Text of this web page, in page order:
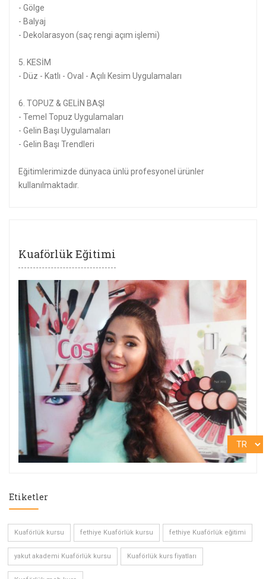
- Gölge
- Balyaj
- Dekolarasyon (saç rengi açım işlemi)
5. KESİM
- Düz - Katlı - Oval - Açılı Kesim Uygulamaları
6. TOPUZ & GELİN BAŞI
- Temel Topuz Uygulamaları
- Gelin Başı Uygulamaları
- Gelin Başı Trendleri
Eğitimlerimizde dünyaca ünlü profesyonel ürünler
kullanılmaktadır.
Kuaförlük Eğitimi
Etiketler
Kuaförlük kursu fethiye Kuaförlük kursu fethiye Kuaförlük eğitimi
yakut akademi Kuaförlük kursu Kuaförlük kurs fiyatları